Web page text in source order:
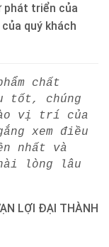
phát triển của
quý khách
chất
tốt, chúng
vị trí của
xem điều
nhất và
lòng lâu
LỢI ĐẠI THÀNH